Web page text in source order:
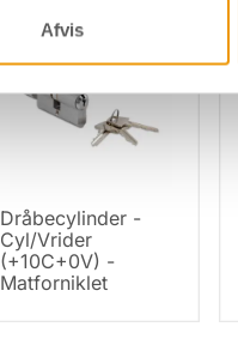
Afvis
Dråbecylinder -
Cyl/Vrider
(+10C+0V) -
Matforniklet